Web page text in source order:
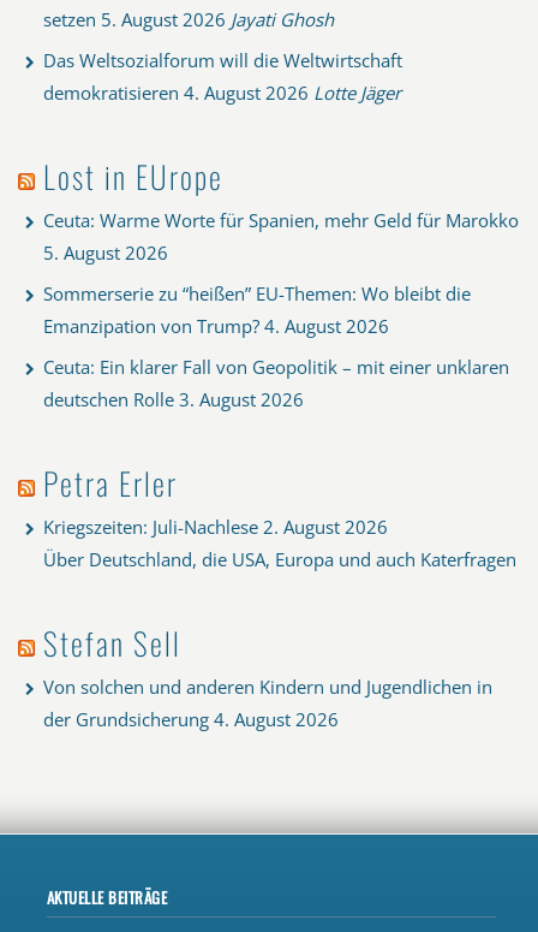
setzen 5. August 2026 Jayati Ghosh
Das Weltsozialforum will die Weltwirtschaft
demokratisieren 4. August 2026 Lotte Jäger
Lost in EUrope
Ceuta: Warme Worte für Spanien, mehr Geld für Marokko
5. August 2026
Sommerserie zu “heißen” EU-Themen: Wo bleibt die
Emanzipation von Trump? 4. August 2026
Ceuta: Ein klarer Fall von Geopolitik – mit einer unklaren
deutschen Rolle 3. August 2026
Petra Erler
Kriegszeiten: Juli-Nachlese 2. August 2026
Über Deutschland, die USA, Europa und auch Katerfragen
Stefan Sell
Von solchen und anderen Kindern und Jugendlichen in
der Grundsicherung 4. August 2026
AKTUELLE BEITRÄGE